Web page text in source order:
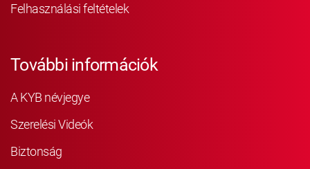
Felhasználási feltételek
További információk
A KYB névjegye
Szerelési Videók
Biztonság